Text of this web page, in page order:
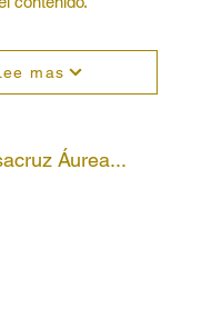
mas
Áurea...